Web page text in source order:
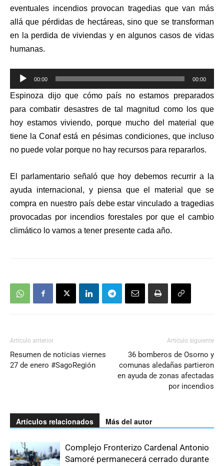
eventuales incendios provocan tragedias que van más
allá que pérdidas de hectáreas, sino que se transforman
en la perdida de viviendas y en algunos casos de vidas
humanas.
Reproductor
de
audio
00:00 00:00
Espinoza dijo que cómo país no estamos preparados
para combatir desastres de tal magnitud como los que
hoy estamos viviendo, porque mucho del material que
tiene la Conaf está en pésimas condiciones, que incluso
no puede volar porque no hay recursos para repararlos.
El parlamentario señaló que hoy debemos recurrir a la
ayuda internacional, y piensa que el material que se
compra en nuestro país debe estar vinculado a tragedias
provocadas por incendios forestales por que el cambio
climático lo vamos a tener presente cada año.
Artículo anterior
Resumen de noticias viernes
27 de enero #SagoRegión
Artículo siguiente
36 bomberos de Osorno y
comunas aledañas partieron
en ayuda de zonas afectadas
por incendios
Artículos relacionados Más del autor
Complejo Fronterizo Cardenal Antonio
Samoré permanecerá cerrado durante